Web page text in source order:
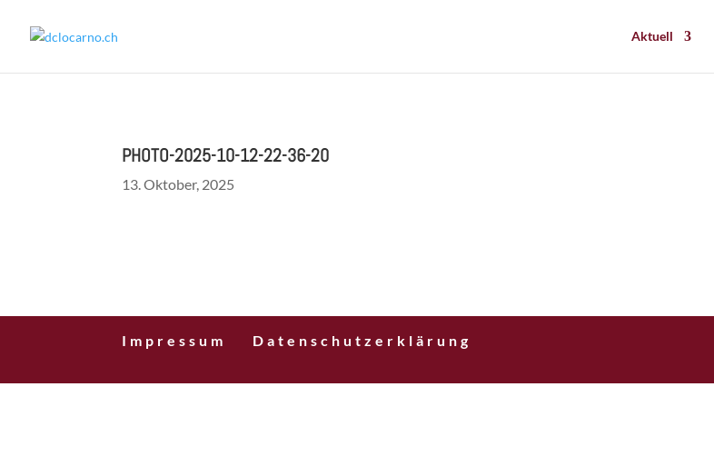
Aktuell
PHOTO-2025-10-12-22-36-20
13. Oktober, 2025
Impressum Datenschutzerklärung